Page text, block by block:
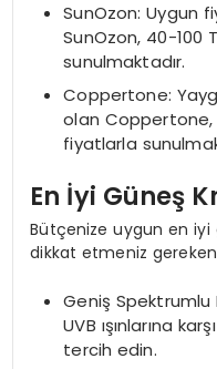
SunOzon: Uygun
SunOzon, 40-100
sunulmaktadır.
Coppertone:
olan Coppertone,
fiyatlarla
En İyi Güneş
Bütçenize uygun en iyi
dikkat etmeniz
Geniş
UVB ışınlarına
tercih edin.